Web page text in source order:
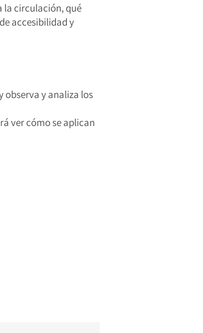
la circulación, qué
accesibilidad y
observa y analiza los
ver cómo se aplican